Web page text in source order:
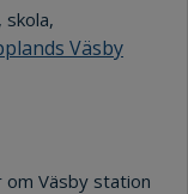
Väsby
Väsby station